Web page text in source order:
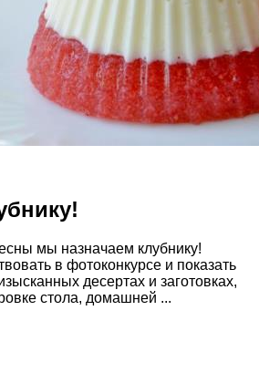
мы назначаем клубнику!
в фотоконкурсе и показать
десертах и заготовках,
стола, домашней ...